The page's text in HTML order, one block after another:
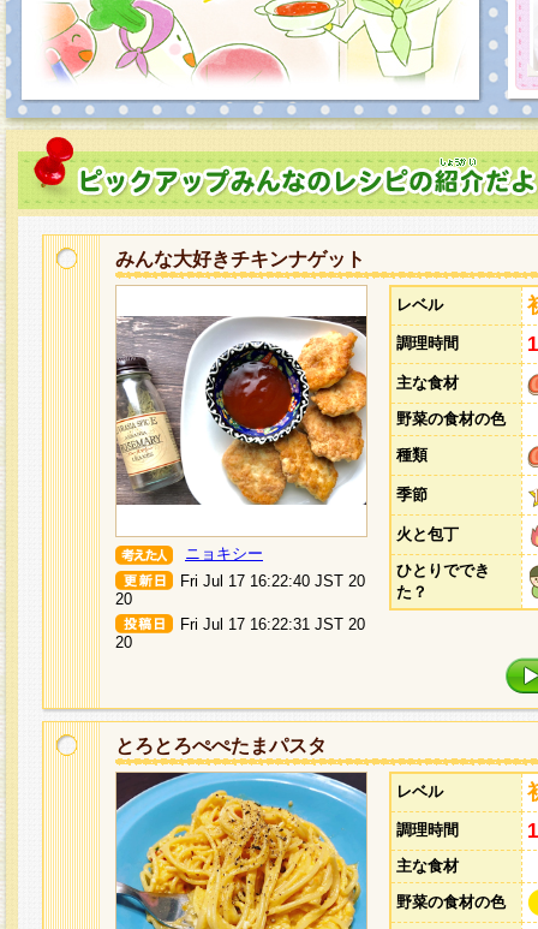
みんな大好きチキンナゲット
ニョキシー
Fri Jul 17 16:22:40 JST 20
20
Fri Jul 17 16:22:31 JST 20
20
レベル
調理時間
主な食材
野菜の食材の色
種類
季節
火と包丁
ひとりででき
た？
とろとろぺぺたまパスタ
レベル
調理時間
主な食材
野菜の食材の色